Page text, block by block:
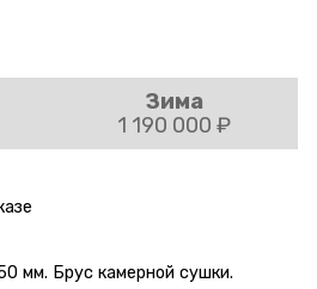
Зима
1 190 000 ₽
мм. Брус камерной сушки.